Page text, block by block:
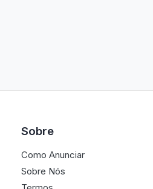
Sobre
Como Anunciar
Sobre Nós